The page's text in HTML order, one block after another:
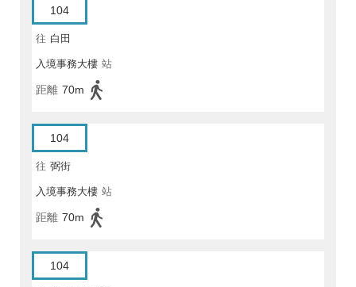
104
往 白田
入境事務大樓 站
距離 70m
104
往 弼街
入境事務大樓 站
距離 70m
104